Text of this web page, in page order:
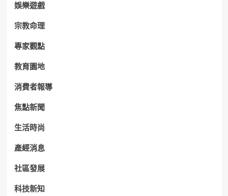
娛樂遊戲
宗教命理
專家觀點
教育園地
消費者報導
焦點新聞
生活時尚
產經消息
社區發展
科技新知